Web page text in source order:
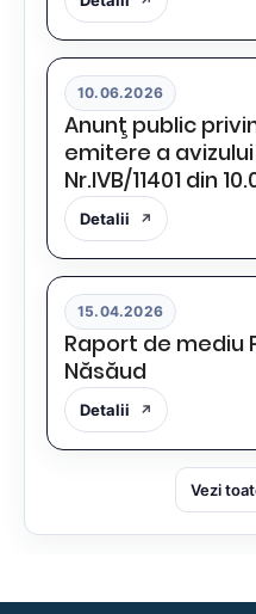
10.06.2026
Anunţ public
emitere a
Nr.IVB/11401 din
Detalii
15.04.2026
Raport de mediu
Năsăud
Detalii
Vezi